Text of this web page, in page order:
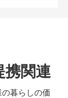
携関連
暮らしの価